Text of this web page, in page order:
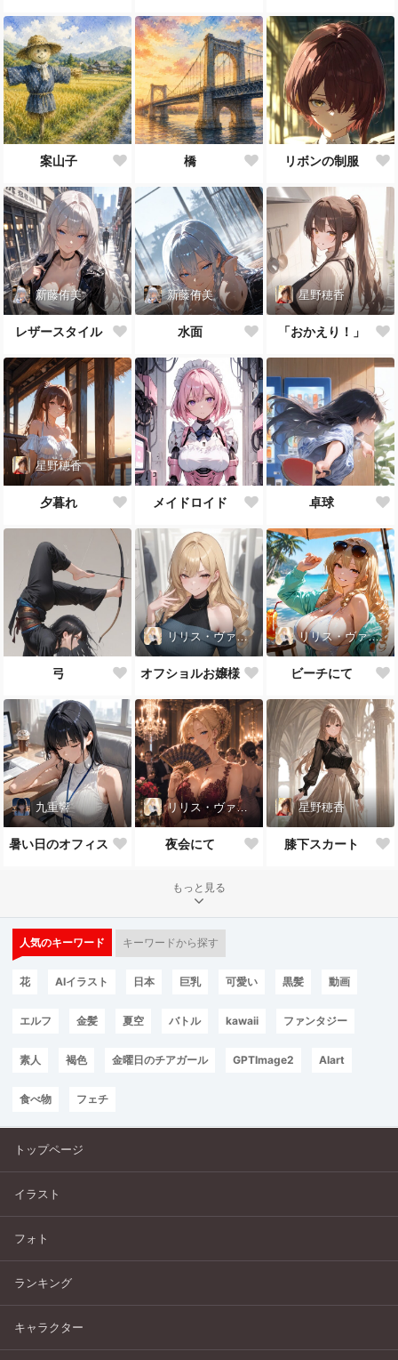
案山子 橋 リボンの制服
新藤侑美
レザースタイル
新藤侑美
水面
星野穂香
「おかえり！」
星野穂香
夕暮れ メイドロイド 卓球
弓
リリス・ヴァレンタイン
オフショルお嬢様
リリス・ヴァレンタイン
ビーチにて
九重響
暑い日のオフィス
リリス・ヴァレンタイン
夜会にて
星野穂香
膝下スカート
もっと見る
人気のキーワード キーワードから探す
花 AIイラスト 日本 巨乳 可愛い 黒髪 動画
エルフ 金髪 夏空 バトル kawaii ファンタジー
素人 褐色 金曜日のチアガール GPTImage2 AIart
食べ物 フェチ
トップページ
イラスト
フォト
ランキング
キャラクター